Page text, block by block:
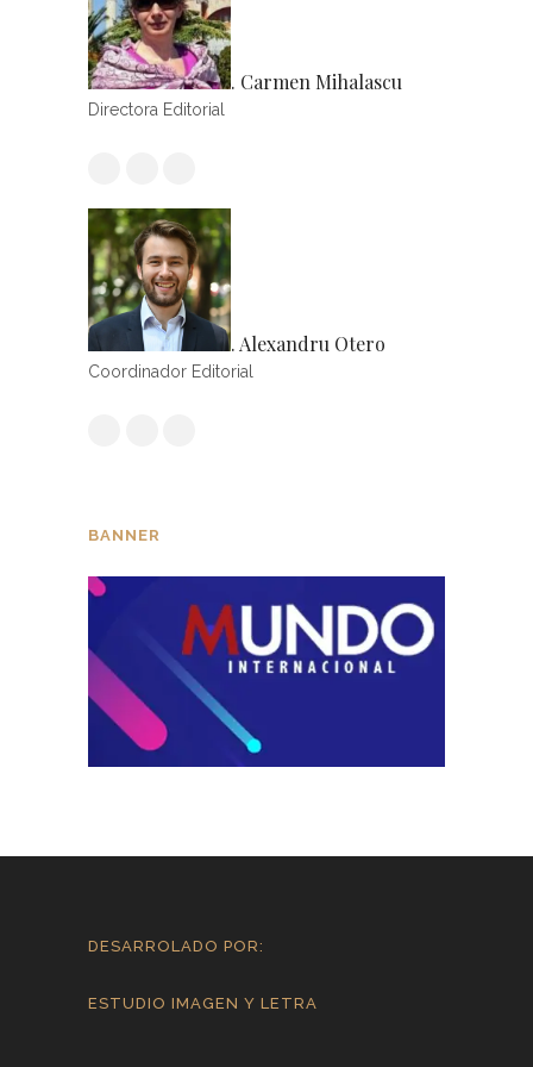
. Carmen Mihalascu
Directora Editorial
. Alexandru Otero
Coordinador Editorial
BANNER
DESARROLADO POR:
ESTUDIO IMAGEN Y LETRA